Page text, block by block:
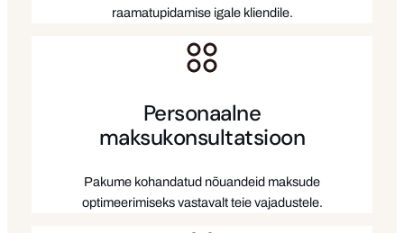
raamatupidamise igale kliendile.
Personaalne
maksukonsultatsioon
Pakume kohandatud nõuandeid maksude
optimeerimiseks vastavalt teie vajadustele.